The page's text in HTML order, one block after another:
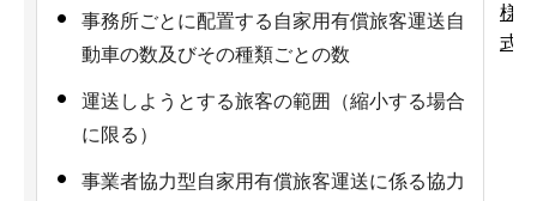
事務所ごとに配置する自家用有償旅客運送自
動車の数及びその種類ごとの数
運送しようとする旅客の範囲（縮小する場合
に限る）
事業者協力型自家用有償旅客運送に係る協力
様
式